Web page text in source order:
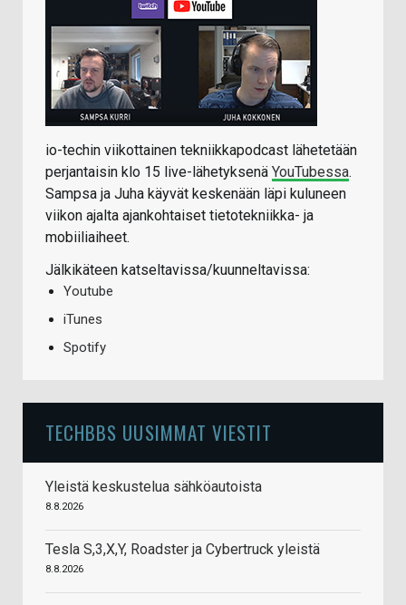
io-techin viikottainen tekniikkapodcast lähetetään
perjantaisin klo 15 live-lähetyksenä YouTubessa.
Sampsa ja Juha käyvät keskenään läpi kuluneen
viikon ajalta ajankohtaiset tietotekniikka- ja
mobiiliaiheet.
Jälkikäteen katseltavissa/kuunneltavissa:
Youtube
iTunes
Spotify
TECHBBS UUSIMMAT VIESTIT
Yleistä keskustelua sähköautoista
8.8.2026
Tesla S,3,X,Y, Roadster ja Cybertruck yleistä
8.8.2026